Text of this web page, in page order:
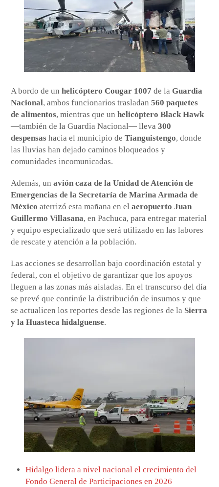
A bordo de unhelicóptero Cougar 1007 de laGuardia
Nacional, ambos funcionarios trasladan560 paquetes
de alimentos, mientras que unhelicóptero Black Hawk
—también de la Guardia Nacional— lleva300
despensas hacia el municipio deTianguistengo, donde
las lluvias han dejado caminos bloqueados y
comunidades incomunicadas.
Además, unavión caza de la Unidad de Atención de
Emergencias de la Secretaría de Marina Armada de
México aterrizó esta mañana en elaeropuerto Juan
Guillermo Villasana, en Pachuca, para entregar material
y equipo especializado que será utilizado en las labores
de rescate y atención a la población.
Las acciones se desarrollan bajo coordinación estatal y
federal, con el objetivo de garantizar que los apoyos
lleguen a las zonas más aisladas. En el transcurso del día
se prevé que continúe la distribución de insumos y que
se actualicen los reportes desde las regiones de la Sierra
y la Huasteca hidalguense.
Hidalgo lidera a nivel nacional el crecimiento del
Fondo General de Participaciones en 2026